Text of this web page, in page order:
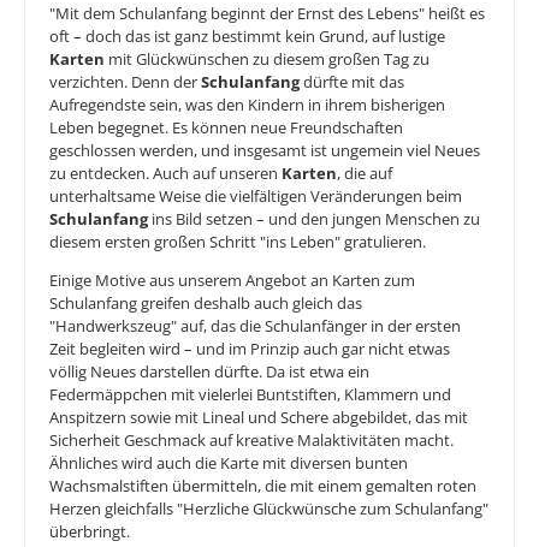
"Mit dem Schulanfang beginnt der Ernst des Lebens" heißt es
oft – doch das ist ganz bestimmt kein Grund, auf lustige
Karten mit Glückwünschen zu diesem großen Tag zu
verzichten. Denn derSchulanfangdürfte mit das
Aufregendste sein, was den Kindern in ihrem bisherigen
Leben begegnet. Es können neue Freundschaften
geschlossen werden, und insgesamt ist ungemein viel Neues
zu entdecken. Auch auf unseren Karten, die auf
unterhaltsame Weise die vielfältigen Veränderungen beim
Schulanfangins Bild setzen – und den jungen Menschen zu
diesem ersten großen Schritt "ins Leben" gratulieren.
Einige Motive aus unserem Angebot an Karten zum
Schulanfang greifen deshalb auch gleich das
"Handwerkszeug" auf, das die Schulanfänger in der ersten
Zeit begleiten wird – und im Prinzip auch gar nicht etwas
völlig Neues darstellen dürfte. Da ist etwa ein
Federmäppchen mit vielerlei Buntstiften, Klammern und
Anspitzern sowie mit Lineal und Schere abgebildet, das mit
Sicherheit Geschmack auf kreative Malaktivitäten macht.
Ähnliches wird auch die Karte mit diversen bunten
Wachsmalstiften übermitteln, die mit einem gemalten roten
Herzen gleichfalls "Herzliche Glückwünsche zum Schulanfang"
überbringt.